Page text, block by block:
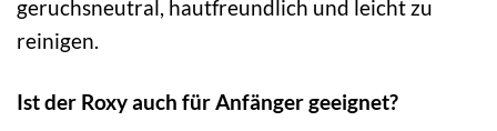
geruchsneutral, hautfreundlich und leicht zu
reinigen.
Ist der Roxy auch für Anfänger geeignet?